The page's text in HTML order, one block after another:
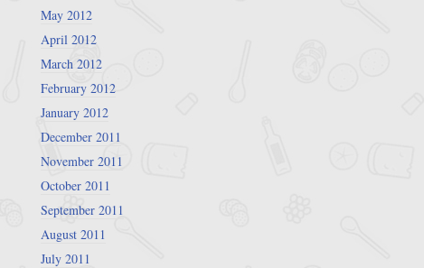
May 2012
April 2012
March 2012
February 2012
January 2012
December 2011
November 2011
October 2011
September 2011
August 2011
July 2011